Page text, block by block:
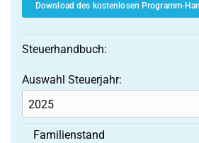
Download des kostenlosen Programm-
Steuerhandbuch:
Auswahl Steuerjahr:
Familienstand